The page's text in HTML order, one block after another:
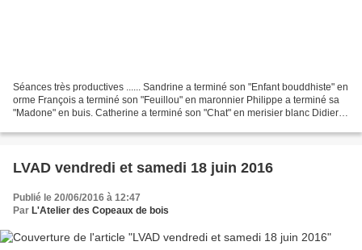
Séances très productives ...... Sandrine a terminé son "Enfant bouddhiste" en
orme François a terminé son "Feuillou" en maronnier Philippe a terminé sa
"Madone" en buis. Catherine a terminé son "Chat" en merisier blanc Didier a
LVAD vendredi et samedi 18 juin 2016
Publié le 20/06/2016 à 12:47
Par L'Atelier des Copeaux de bois